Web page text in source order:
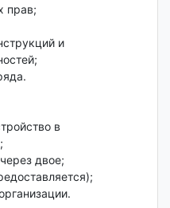
прав;
и
в
двое;